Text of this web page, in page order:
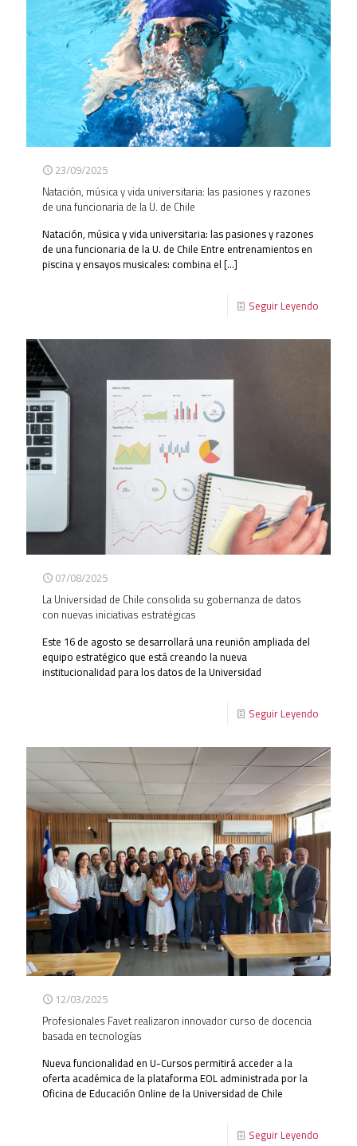
23/09/2025
Natación, música y vida universitaria: las pasiones y razones
de una funcionaria de la U. de Chile
Natación, música y vida universitaria: las pasiones y razones
de una funcionaria de la U. de Chile Entre entrenamientos en
piscina y ensayos musicales: combina el[…]
Seguir Leyendo
07/08/2025
La Universidad de Chile consolida su gobernanza de datos
con nuevas iniciativas estratégicas
Este 16 de agosto se desarrollará una reunión ampliada del
equipo estratégico que está creando la nueva
institucionalidad para los datos de la Universidad
Seguir Leyendo
12/03/2025
Profesionales Favet realizaron innovador curso de docencia
basada en tecnologías
Nueva funcionalidad en U-Cursos permitirá acceder a la
oferta académica de la plataforma EOL administrada por la
Oficina de Educación Online de la Universidad de Chile
Seguir Leyendo